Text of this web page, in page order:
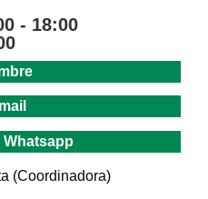
- 18:00
(Coordinadora)